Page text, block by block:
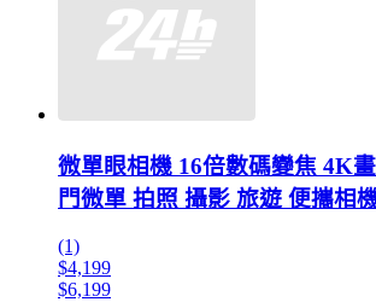
微單眼相機 16倍數碼變焦 4K
門微單 拍照 攝影 旅遊 便攜相
(1)
$4,199
$6,199